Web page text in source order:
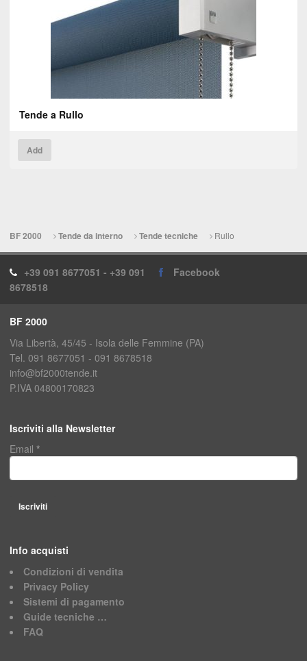
Tende a Rullo
Add
BF 2000 Tende da interno Tende tecniche Rullo
+39 091 8677051 - +39 091
8678518
Facebook
BF 2000
Via Libertà, 45/45 - Isola delle Femmine (PA)
Tel. 091 8677051 - 091 8678518
info@bf2000tende.it
P.IVA 04800170823
Iscriviti alla Newsletter
Email *
Info acquisti
Condizioni di vendita
Privacy Policy
Sistemi di pagamento
Guide tecniche …
FAQ